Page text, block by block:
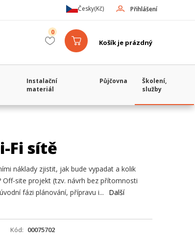
Přihlášení
Česky(Kč)
Košík je prázdný
0
Instalační
materiál
Půjčovna
Školení,
služby
Fi sítě
náklady zjistit, jak bude vypadat a kolik
site projekt (tzv. návrh bez přítomnosti
fázi plánování, přípravu i...
Další
Kód 00075702